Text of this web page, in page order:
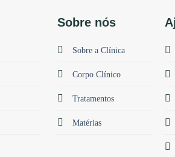
Sobre nós
Sobre a Clínica
Corpo Clínico
Tratamentos
Matérias